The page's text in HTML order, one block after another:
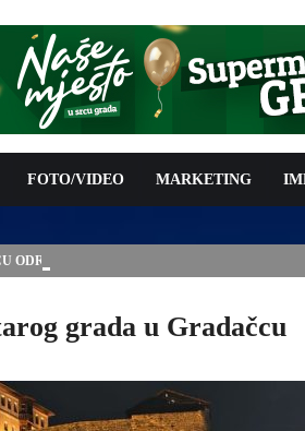
FOTO/VIDEO MARKETING
ODRŽAT ĆE SE I 9. MEĐUNARODNI SAJAM
grada u Gradačcu